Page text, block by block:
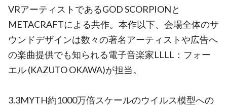
VRアーティストであるGOD SCORPIONと
METACRAFTによる共作。本作以下、会場全体のサ
ウンドデザインは数々の著名アーティストや広告へ
の楽曲提供でも知られる電子音楽家LLLL：フォー
エル (KAZUTO OKAWA)が担当。
3.3MYTH約1000万倍スケールのウイルス模型への